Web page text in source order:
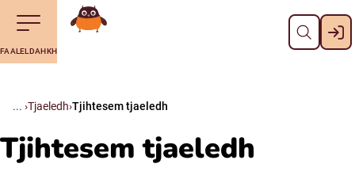
Till navigering av sidans innehåll
Till övergripande innehåll för webbplatsen Dahph
Svenska
Suomi (Finska)
Meänkieli
FAALELDAHKH
Aalkoebealan
Tjaeledh Tjihtesem tjaeledh
Tjihtesem tjaeledh